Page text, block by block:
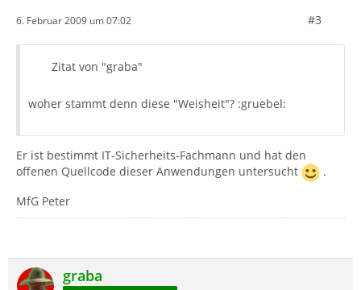
6. Februar 2009 um 07:02 #3
Zitat von "graba"
woher stammt denn diese "Weisheit"? :gruebel:
Er ist bestimmt IT-Sicherheits-Fachmann und hat den
offenen Quellcode dieser Anwendungen untersucht
.
MfG Peter
graba